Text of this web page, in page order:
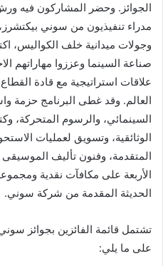
الجوائز. وحضر المشاركون فيه
مدراء تنفيذيون من سوني
وجولات ميدانية خلف الكواليس،
صناعة السينما وعززوا مهاراتهم
علاقات استراتيجية مع قادة
العالم. وقد غطى البرنامج حزمة
السينمائي، والرسوم المتحركة،
الوثائقية، وتسويق لعمليات
المتقدمة، وفنون تأليف
الأربعة على مكافآت نقدية
الحديثة المقدمة من شركة سوني.
على ما يلي: